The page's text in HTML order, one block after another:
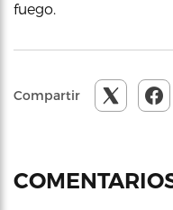
fuego.
Compartir